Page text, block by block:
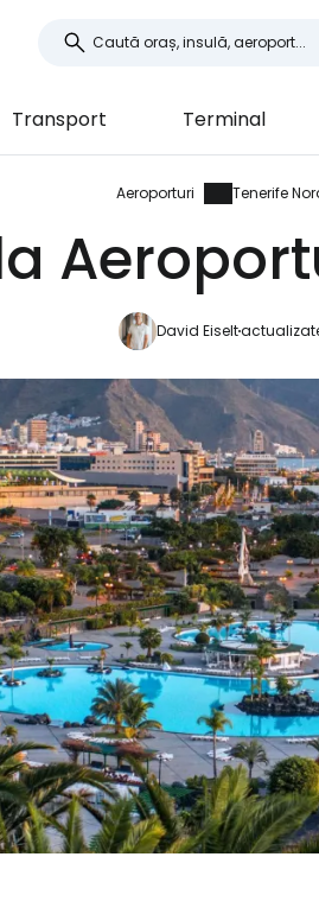
Transport Terminal
Aeroporturi Tenerife
David Eiselt